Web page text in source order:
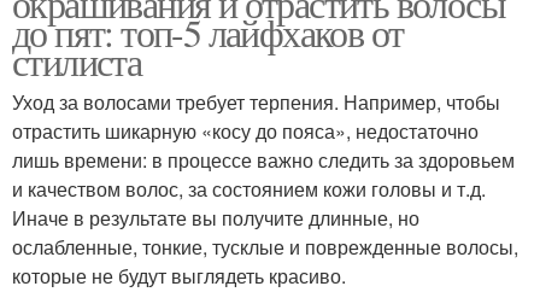
до пят: топ-5 лайфхаков от
стилиста
Уход за волосами требует терпения. Например, чтобы
отрастить шикарную «косу до пояса», недостаточно
лишь времени: в процессе важно следить за здоровьем
и качеством волос, за состоянием кожи головы и т.д.
Иначе в результате вы получите длинные, но
ослабленные, тонкие, тусклые и поврежденные волосы,
которые не будут выглядеть красиво.